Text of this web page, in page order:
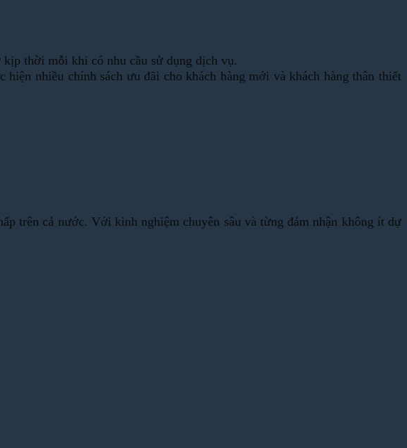
kịp thời mỗi khi có nhu cầu sử dụng dịch vụ.
nhiều chính sách ưu đãi cho khách hàng mới và khách hàng thân thiết
trên cả nước. Với kinh nghiệm chuyên sâu và từng đảm nhận không ít dự